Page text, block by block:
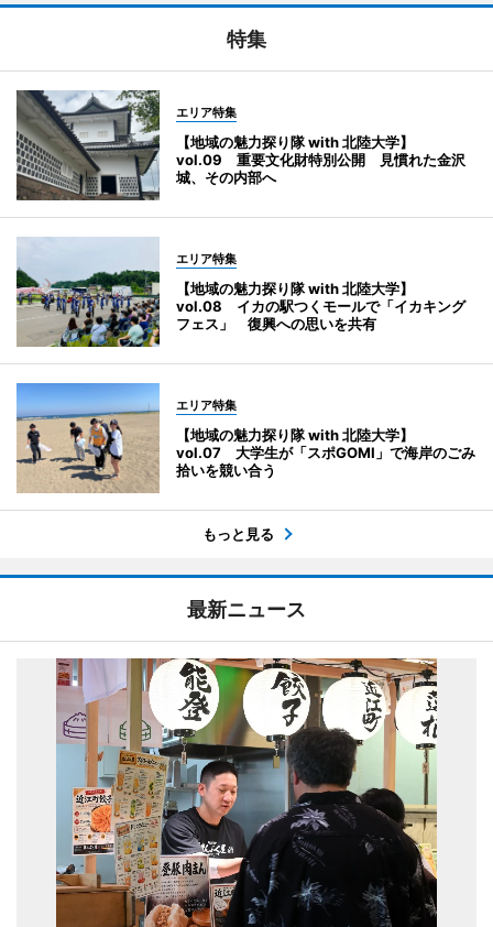
特集
エリア特集
【地域の魅力探り隊 with 北陸大学】
vol.09 重要文化財特別公開 見慣れた金沢
城、その内部へ
エリア特集
【地域の魅力探り隊 with 北陸大学】
vol.08 イカの駅つくモールで「イカキング
フェス」 復興への思いを共有
エリア特集
【地域の魅力探り隊 with 北陸大学】
vol.07 大学生が「スポGOMI」で海岸のごみ
拾いを競い合う
もっと見る
最新ニュース